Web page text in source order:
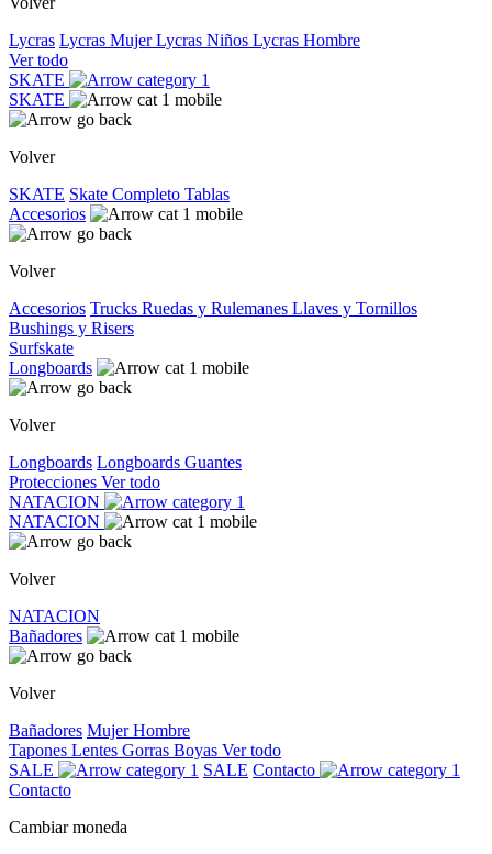
Lycras Lycras MujerLycras Niños Lycras Hombre
Ver todo
SKATE
SKATE
Volver
SKATE Skate Completo Tablas
Accesorios
Volver
Accesorios Trucks Ruedas y Rulemanes Llaves y Tornillos
Bushings y Risers
Surfskate
Longboards
Volver
Longboards Longboards Guantes
Protecciones Ver todo
NATACION
NATACION
Volver
NATACION
Bañadores
Volver
Bañadores MujerHombre
Tapones Lentes Gorras Boyas Ver todo
SALE
SALE Contacto
Contacto
Cambiar moneda